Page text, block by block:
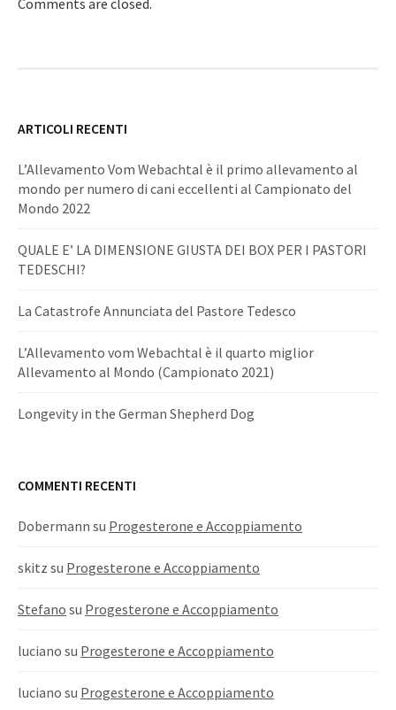
NAVIGATION
ARTICOLI RECENTI
L’Allevamento Vom Webachtal è il primo allevamento al
mondo per numero di cani eccellenti al Campionato del
Mondo 2022
QUALE E’ LA DIMENSIONE GIUSTA DEI BOX PER I PASTORI
TEDESCHI?
La Catastrofe Annunciata del Pastore Tedesco
L’Allevamento vom Webachtal è il quarto miglior
Allevamento al Mondo (Campionato 2021)
Longevity in the German Shepherd Dog
COMMENTI RECENTI
Dobermann su Progesterone e Accoppiamento
skitz su Progesterone e Accoppiamento
Stefano su Progesterone e Accoppiamento
luciano su Progesterone e Accoppiamento
luciano su Progesterone e Accoppiamento